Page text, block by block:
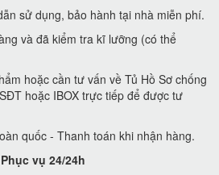
sử dụng, bảo hành tại nhà miễn phí.
và đã kiểm tra kĩ lưỡng (có thể
hoặc cần tư vấn về Tủ Hồ Sơ chống
hoặc IBOX trực tiếp để được tư
quốc - Thanh toán khi nhận hàng.
vụ 24/24h